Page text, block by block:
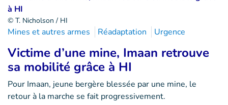
© T. Nicholson / HI
Mines et autres armes Réadaptation Urgence
Victime d’une mine, Imaan retrouve
sa mobilité grâce à HI
Pour Imaan, jeune bergère blessée par une mine, le
retour à la marche se fait progressivement.